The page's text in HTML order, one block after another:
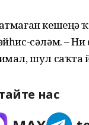
кешеңә
сәләм. – Ни
шул саҡта
нас